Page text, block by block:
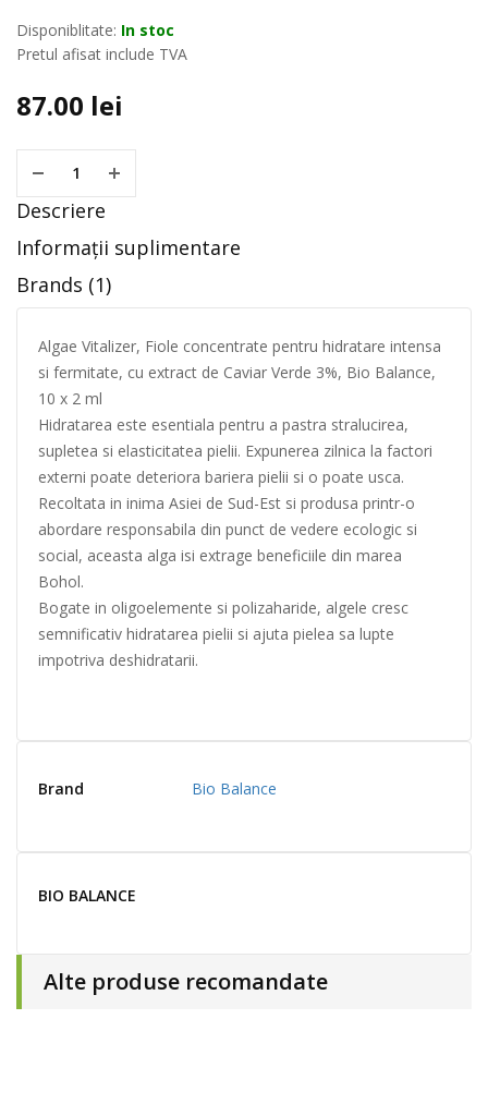
Disponiblitate: In stoc
Pretul afisat include TVA
87.00 lei
Descriere
Informații suplimentare
Brands (1)
Algae Vitalizer, Fiole concentrate pentru hidratare intensa
si fermitate, cu extract de Caviar Verde 3%, Bio Balance,
10 x 2 ml
Hidratarea este esentiala pentru a pastra stralucirea,
supletea si elasticitatea pielii. Expunerea zilnica la factori
externi poate deteriora bariera pielii si o poate usca.
Recoltata in inima Asiei de Sud-Est si produsa printr-o
abordare responsabila din punct de vedere ecologic si
social, aceasta alga isi extrage beneficiile din marea
Bohol.
Bogate in oligoelemente si polizaharide, algele cresc
semnificativ hidratarea pielii si ajuta pielea sa lupte
impotriva deshidratarii.
Brand Bio Balance
BIO BALANCE
Alte produse recomandate